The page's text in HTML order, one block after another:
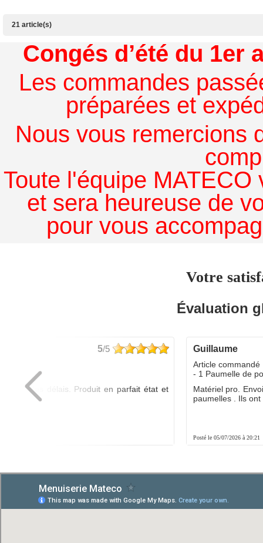
21 article(s)
Congés d’été du 1er
Les commandes
préparées et
Nous vous remercions
Toute l'équipe
et sera heureuse de
pour vous
Votre
Évaluation
5/5
dans les délais. Produit en parfait état et
guillaume
Posté le 05/07/2026 à 20:21
Article commandé
- 1 Paumelle de
Matériel pro.
paumelles . Ils ont